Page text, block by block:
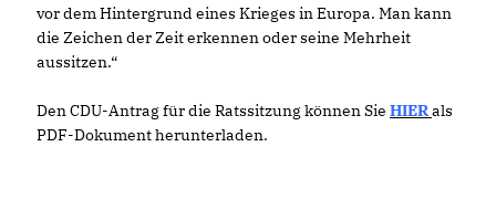
vor dem Hintergrund eines Krieges in Europa. Man kann
die Zeichen der Zeit erkennen oder seine Mehrheit
aussitzen.“
Den CDU-Antrag für die Ratssitzung können Sie HIERals
PDF-Dokument herunterladen.